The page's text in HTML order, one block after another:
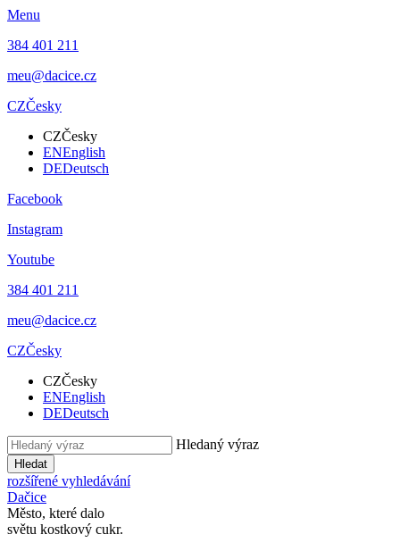
Menu
384 401 211
meu@dacice.cz
CZČesky
CZČesky
ENEnglish
DEDeutsch
Facebook
Instagram
Youtube
384 401 211
meu@dacice.cz
CZČesky
CZČesky
ENEnglish
DEDeutsch
Hledaný výraz
Hledat
rozšířené vyhledávání
Dačice
Město, které dalo
světu kostkový cukr.